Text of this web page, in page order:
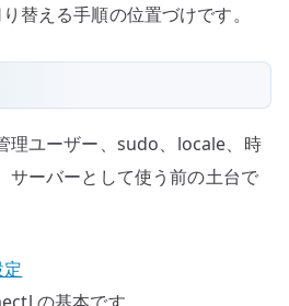
替える手順の位置づけです。
理ユーザー、sudo、locale、時
サーバーとして使う前の土台で
の基本です。